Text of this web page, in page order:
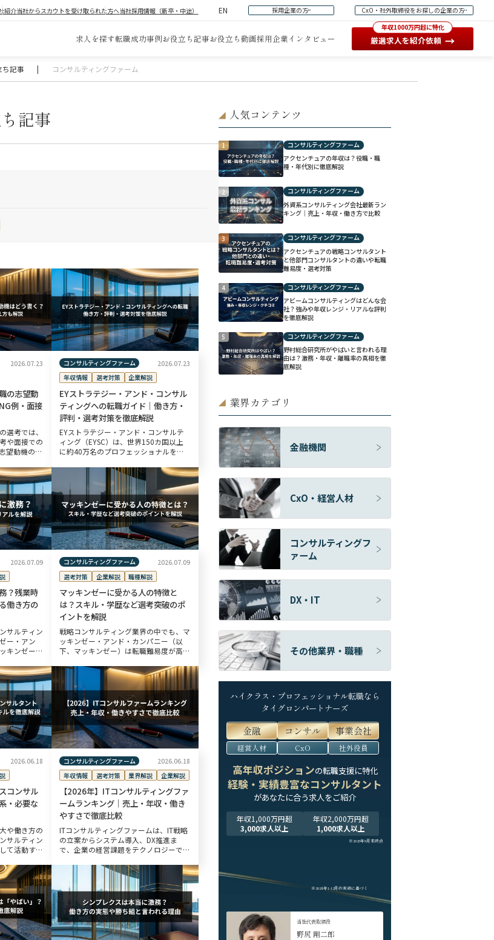
紹介当社からスカウトを受け取られた方へ当社採用情報（新卒・中途） EN 採用企業の方 CxO・社外取締役をお探しの企業の方
求人を探す転職成功事例お役立ち記事お役立ち動画採用企業インタビュー
年収1000万円超に特化
厳選求人を紹介依頼 →
ち記事 | コンサルティングファーム
記事
2026.07.23
の志望動
例・面接
選考では、
や面接での
望動機の構
なるため、
本記事で
コンサルティングファーム
2026.07.23
年収情報
選考対策 企業解説
EYストラテジー・アンド・コンサル
ティングへの転職ガイド｜働き方・
評判・選考対策を徹底解説
EYストラテジー・アンド・コンサルテ
ィング（EYSC）は、世界150カ国以上
に約40万名のプロフェッショナルを擁
ネットワークに属する、総合系コンサル
ティングファー […]
2026.07.09
？残業時
働き方の
サルティン
ー・アン
キンゼー）
がちなファ
重要課題
コンサルティングファーム
2026.07.09
選考対策
企業解説 職種解説
マッキンゼーに受かる人の特徴と
は？スキル・学歴など選考突破のポ
イントを解説
戦略コンサルティング業界の中でも、マ
ッキンゼー・アンド・カンパニー（以
下、マッキンゼー）は転職難易度が高い
ています。 一方で、同社に受かる人に
は共通する資質・スキル・経験があるの
も事実 […]
2026.06.18
コンサル
・必要な
や働き方の
サルティン
て活動する
から独立す
アップや
コンサルティングファーム
2026.06.18
年収情報
選考対策 業界解説 企業解説
【2026年】ITコンサルティングファ
ームランキング｜売上・年収・働き
やすさで徹底比較
ITコンサルティングファームは、IT戦略
の立案からシステム導入、DX推進ま
で、企業の経営課題をテクノロジーで解
本記事では、外資系・日系それぞれのIT
コンサルティングファームを売上高・年
[…]
◢ 人気コンテンツ
1
コンサルティングファーム
アクセンチュアの年収は？役職・職
種・年代別に徹底解説
2
コンサルティングファーム
外資系コンサルティング会社最新ラン
キング｜売上・年収・働き方で比較
3
コンサルティングファーム
アクセンチュアの戦略コンサルタント
と他部門コンサルタントの違いや転職
難易度・選考対策
4
コンサルティングファーム
アビームコンサルティングはどんな会
社？強みや年収レンジ・リアルな評判
を徹底解説
5
コンサルティングファーム
野村総合研究所がやばいと言われる理
由は？激務・年収・離職率の真相を徹
底解説
◢ 業界カテゴリ
金融機関
CxO・経営人材
コンサルティングフ
ァーム
DX・IT
その他業界・職種
ハイクラス・プロフェッショナル転職なら
タイグロンパートナーズ
金融 コンサル 事業会社
経営人材 CxO 社外役員
高年収ポジションの転職支援に特化
経験・実績豊富なコンサルタント
があなたに合う求人をご紹介
年収1,000万円超
3,000求人以上
年収2,000万円超
1,000求人以上
※2025年9月末時点
※2024年1-12月の実績に基づく
当社代表取締役
野尻 剛二郎